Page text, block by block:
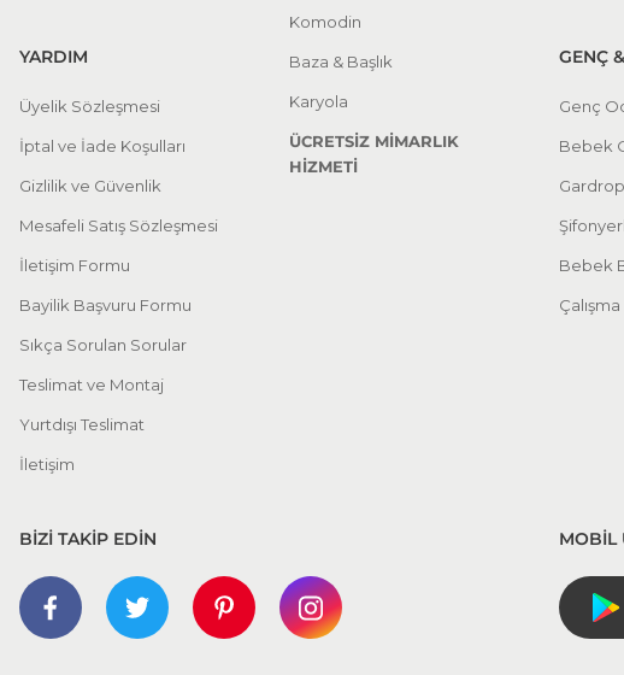
Leonora Köşe Koltuk Takımı | Medium
242.550,00 TL
Modüler Köşe Koltuklar
Modern Salon Takımı
Leonora Köşe Koltuk Takımı | Large
Modüler Köşe Koltuklar
Modüler Köşe Koltuklar
Modern Salon Takımı
YARDIM
Üyelik Sözleşmesi
İptal ve İade Koşulları
Gizlilik ve Güvenlik
Mesafeli Satış Sözleşmesi
İletişim Formu
Bayilik Başvuru Formu
Sıkça Sorulan Sorular
Teslimat ve Montaj
Yurtdışı Teslimat
İletişim
Komodin
Baza & Başlık
Karyola
ÜCRETSİZ MİMARLIK
HİZMETİ
GENÇ
Genç
Bebek
Bebek
BİZİ TAKİP EDİN
MOBİL